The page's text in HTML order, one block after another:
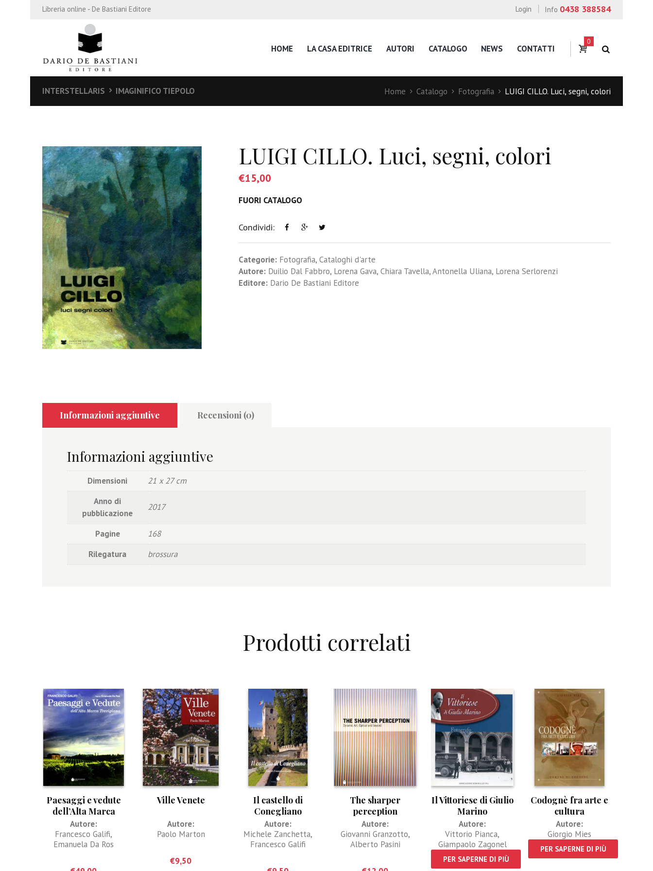
Libreria online - De Bastiani Editore Info 0438 388584
Login
HOME LA CASA EDITRICE AUTORI CATALOGO NEWS CONTATTI
0
INTERSTELLARIS IMAGINIFICO TIEPOLO Home Catalogo Fotografia LUIGI CILLO. Luci, segni, colori
LUIGI CILLO. Luci, segni, colori
€15,00
FUORI CATALOGO
Condividi:
Categorie: Fotografia, Cataloghi d'arte
Autore: Duilio Dal Fabbro, Lorena Gava, Chiara Tavella,Antonella Uliana, Lorena Serlorenzi
Editore:Dario De Bastiani Editore
Informazioni aggiuntive Recensioni (0)
Informazioni aggiuntive
Dimensioni
21 x 27 cm
Anno di
pubblicazione
2017
Pagine
168
Rilegatura
brossura
Prodotti correlati
Paesaggi e vedute
dell’Alta Marca
Trevigiana
Autore:
Francesco Galifi,
Emanuela Da Ros
Ville Venete
Autore:
Paolo Marton
€9,50
Il castello di
Conegliano
Autore:
Michele Zanchetta,
Francesco Galifi
The sharper
perception
Autore:
Giovanni Granzotto,
Alberto Pasini
Il Vittoriese di Giulio
Marino
Autore:
Vittorio Pianca,
Giampaolo Zagonel
PER SAPERNE DI PIÙ
Codognè fra arte e
cultura
Autore:
Giorgio Mies
PER SAPERNE DI PIÙ